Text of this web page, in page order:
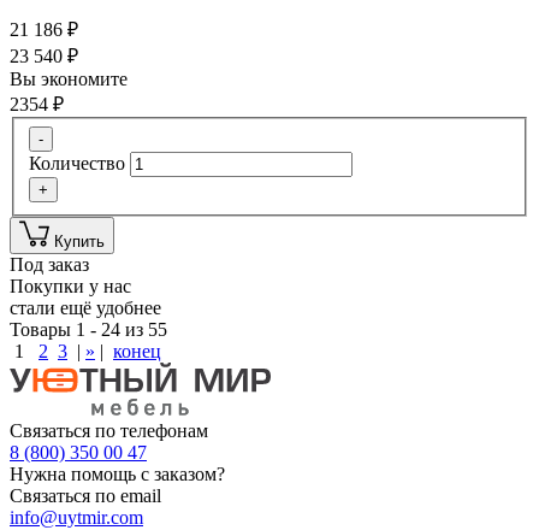
21 186 ₽
23 540 ₽
Вы экономите
2354 ₽
-
Количество
+
Купить
Под заказ
Покупки у нас
стали ещё удобнее
Товары 1 - 24 из 55
1
2 3 | » | конец
Связаться по телефонам
8 (800) 350 00 47
Нужна помощь с заказом?
Связаться по email
info@uytmir.com